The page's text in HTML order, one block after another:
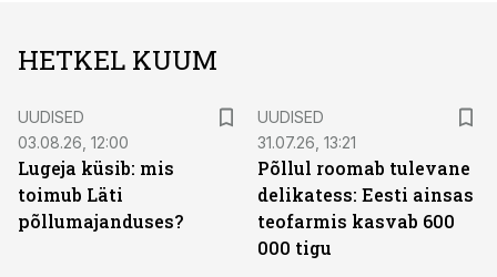
HETKEL KUUM
UUDISED
03.08.26, 12:00
Lugeja küsib: mis
toimub Läti
põllumajanduses?
UUDISED
31.07.26, 13:21
Põllul roomab tulevane
delikatess: Eesti ainsas
teofarmis kasvab 600
000 tigu